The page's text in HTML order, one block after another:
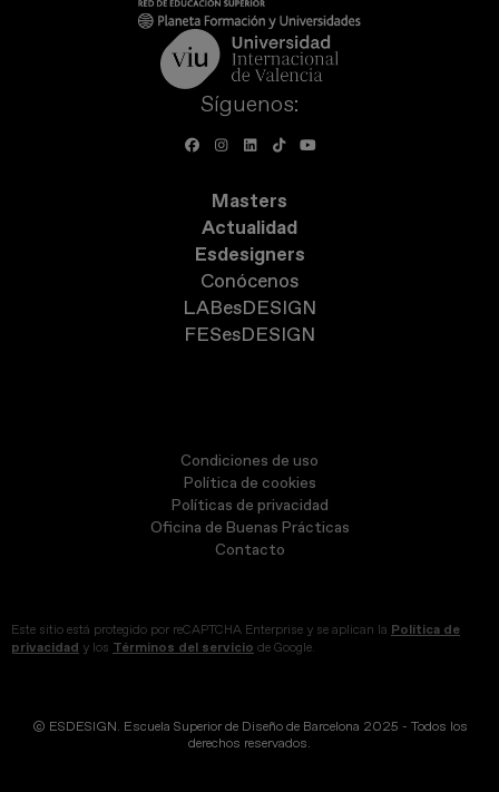
Síguenos:
Masters
Actualidad
Esdesigners
Conócenos
LABesDESIGN
FESesDESIGN
Condiciones de uso
Política de cookies
Políticas de privacidad
Oficina de Buenas Prácticas
Contacto
Este sitio está protegido por reCAPTCHA Enterprise y se aplican la Política de
privacidad y los Términos del servicio de Google.
© ESDESIGN. Escuela Superior de Diseño de Barcelona 2025 - Todos los
derechos reservados.